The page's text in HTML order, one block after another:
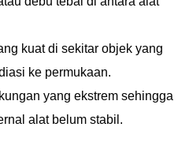
kuat di sekitar objek yang
ke permukaan.
yang ekstrem sehingga
alat belum stabil.